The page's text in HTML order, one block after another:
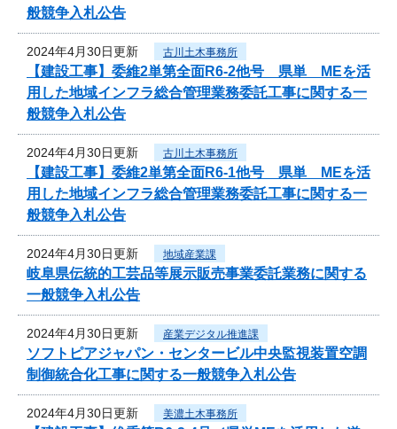
般競争入札公告
2024年4月30日更新 古川土木事務所
【建設工事】委維2単第全面R6-2他号 県単 MEを活
用した地域インフラ総合管理業務委託工事に関する一
般競争入札公告
2024年4月30日更新 古川土木事務所
【建設工事】委維2単第全面R6-1他号 県単 MEを活
用した地域インフラ総合管理業務委託工事に関する一
般競争入札公告
2024年4月30日更新 地域産業課
岐阜県伝統的工芸品等展示販売事業委託業務に関する
一般競争入札公告
2024年4月30日更新 産業デジタル推進課
ソフトピアジャパン・センタービル中央監視装置空調
制御統合化工事に関する一般競争入札公告
2024年4月30日更新 美濃土木事務所